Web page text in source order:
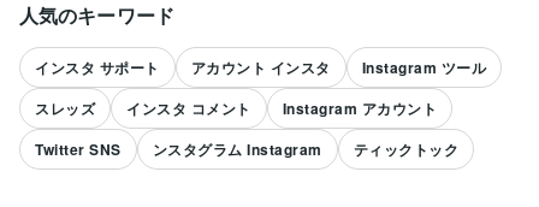
人気のキーワード
インスタ サポート アカウント インスタ
Instagram ツール
スレッズ
インスタ コメント
Instagram アカウント
Twitter SNS
ンスタグラム Instagram ティックトック